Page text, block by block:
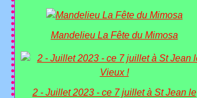
Mandelieu La Fête du Mimosa
2 - Juillet 2023 - ce 7 juillet à St Jean le